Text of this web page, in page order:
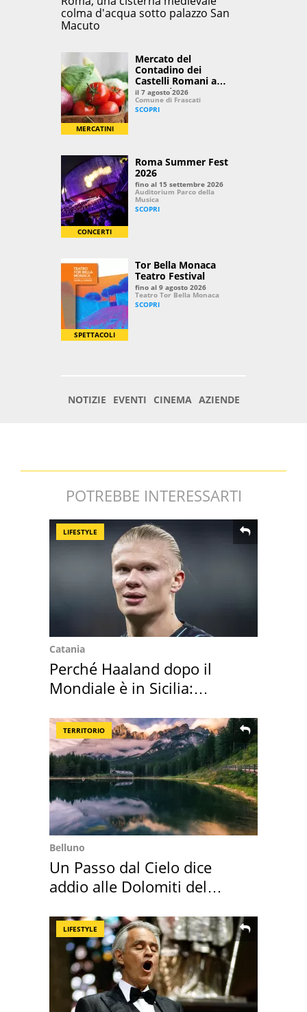
POTREBBE INTERESSARTI
LIFESTYLE
Catania
Perché Haaland dopo il
Mondiale è in Sicilia:
TERRITORIO
Belluno
Un Passo dal Cielo dice
addio alle Dolomiti del
LIFESTYLE